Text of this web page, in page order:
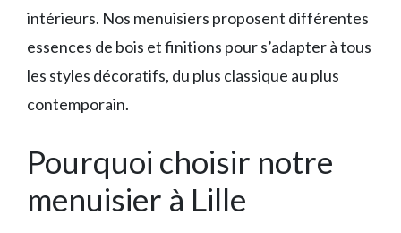
intérieurs. Nos menuisiers proposent différentes
essences de bois et finitions pour s’adapter à tous
les styles décoratifs, du plus classique au plus
contemporain.
Pourquoi choisir notre
menuisier à Lille